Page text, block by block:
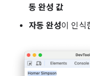
동 완성 값
자동 완성이 인식